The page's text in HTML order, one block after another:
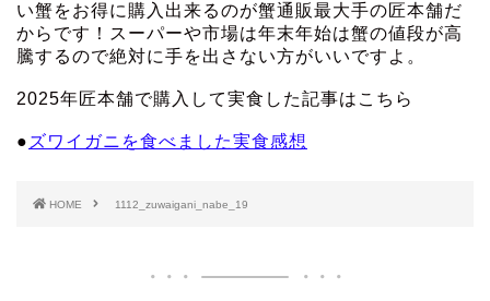
い蟹をお得に購入出来るのが蟹通販最大手の匠本舗だ
からです！スーパーや市場は年末年始は蟹の値段が高
騰するので絶対に手を出さない方がいいですよ。
2025年匠本舗で購入して実食した記事はこちら
● ズワイガニを食べました実食感想
HOME 1112_zuwaigani_nabe_19